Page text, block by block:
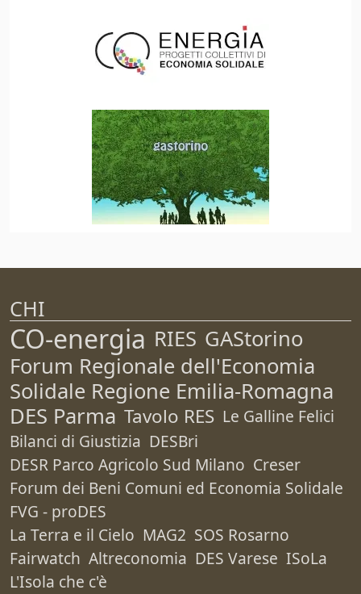
CHI
CO-energia RIES GAStorino
Forum Regionale dell'Economia
Solidale Regione Emilia-Romagna
DES Parma Tavolo RES Le Galline Felici
Bilanci di Giustizia DESBri
DESR Parco Agricolo Sud Milano Creser
Forum dei Beni Comuni ed Economia Solidale
FVG - proDES
La Terra e il Cielo MAG2 SOS Rosarno
Fairwatch Altreconomia DES Varese ISoLa
L'Isola che c'è